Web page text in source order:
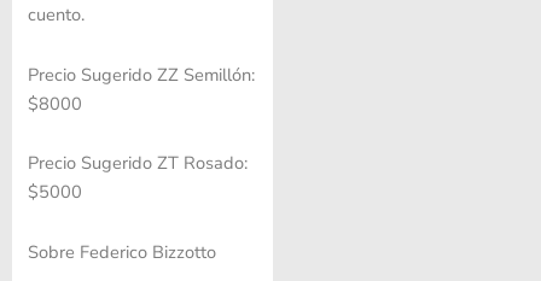
cuento.
Precio Sugerido ZZ Semillón:
$8000
Precio Sugerido ZT Rosado:
$5000
Sobre Federico Bizzotto